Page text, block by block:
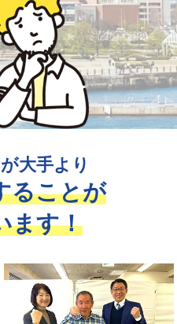
大手より
ることが
ます！